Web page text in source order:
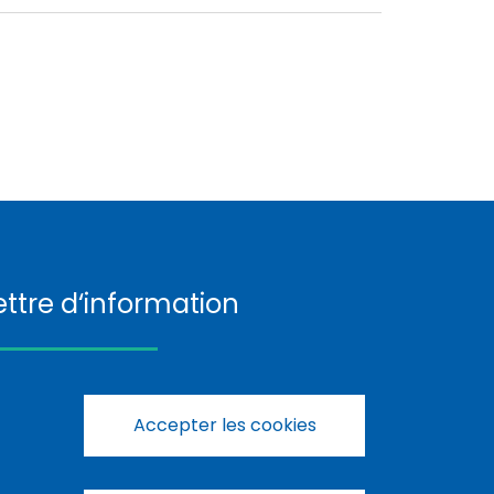
d‘information
Accepter les cookies